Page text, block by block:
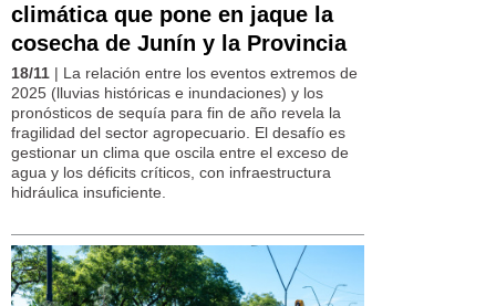
climática que pone en jaque la
cosecha de Junín y la Provincia
18/11 | La relación entre los eventos extremos de
2025 (lluvias históricas e inundaciones) y los
pronósticos de sequía para fin de año revela la
fragilidad del sector agropecuario. El desafío es
gestionar un clima que oscila entre el exceso de
agua y los déficits críticos, con infraestructura
hidráulica insuficiente.